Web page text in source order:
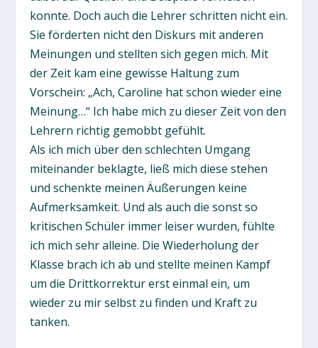
konnte. Doch auch die Lehrer schritten nicht ein.
Sie förderten nicht den Diskurs mit anderen
Meinungen und stellten sich gegen mich. Mit
der Zeit kam eine gewisse Haltung zum
Vorschein: „Ach, Caroline hat schon wieder eine
Meinung…“ Ich habe mich zu dieser Zeit von den
Lehrern richtig gemobbt gefühlt.
Als ich mich über den schlechten Umgang
miteinander beklagte, ließ mich diese stehen
und schenkte meinen Äußerungen keine
Aufmerksamkeit. Und als auch die sonst so
kritischen Schüler immer leiser wurden, fühlte
ich mich sehr alleine. Die Wiederholung der
Klasse brach ich ab und stellte meinen Kampf
um die Drittkorrektur erst einmal ein, um
wieder zu mir selbst zu finden und Kraft zu
tanken.